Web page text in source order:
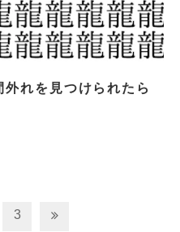
れを見つけられたら
3